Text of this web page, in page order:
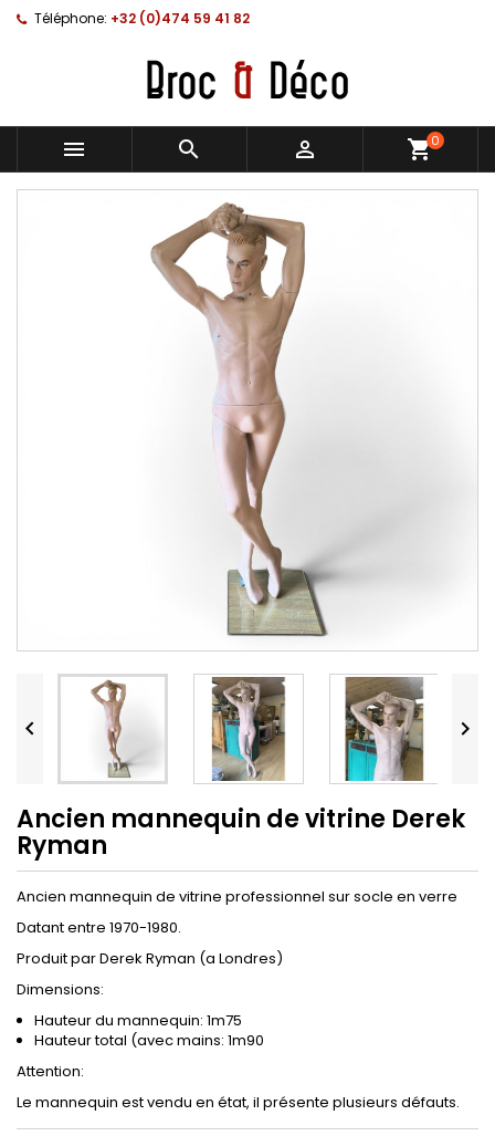
Téléphone: +32 (0)474 59 41 82
   shopping_cart0
 
Ancien mannequin de vitrine Derek
Ryman
Ancien mannequin de vitrine professionnel sur socle en verre
Datant entre 1970-1980.
Produit par Derek Ryman (a Londres)
Dimensions:
Hauteur du mannequin: 1m75
Hauteur total (avec mains: 1m90
Attention:
Le mannequin est vendu en état, il présente plusieurs défauts.